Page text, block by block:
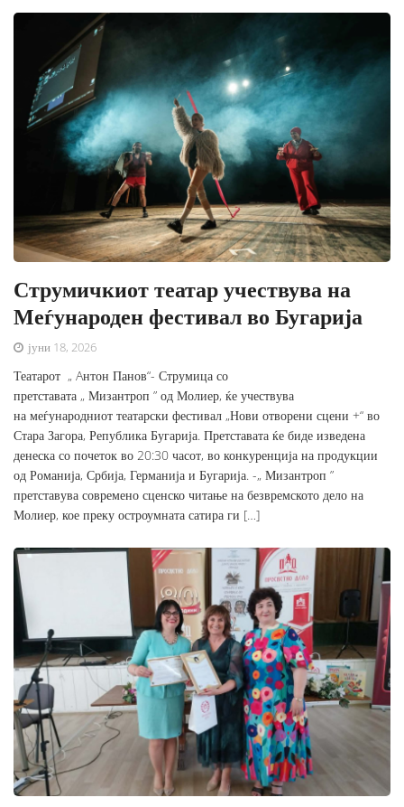
Струмичкиот театар учествува на
Меѓународен фестивал во Бугарија
јуни 18, 2026
Театарот „ Aнтон Панов“- Струмица со
претставата „ Мизантроп ” од Молиер, ќе учествува
на меѓународниот театарски фестивал „Нови отворени сцени +“ во
Стара Загора, Република Бугарија. Претставата ќе биде изведена
денеска со почеток во 20:30 часот, во конкуренција на продукции
од Романија, Србија, Германија и Бугарија. -„ Мизантроп ”
претставува современо сценско читање на безвремското дело на
Молиер, кое преку остроумната сатира ги […]